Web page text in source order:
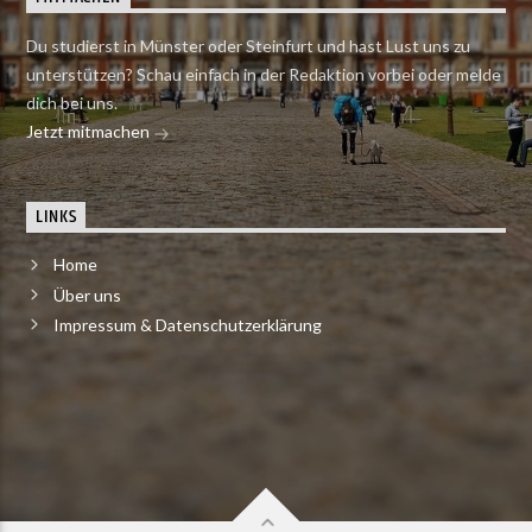
Du studierst in Münster oder Steinfurt und hast Lust uns zu
unterstützen? Schau einfach in der Redaktion vorbei oder melde
dich bei uns.
Jetzt mitmachen
LINKS
Home
Über uns
Impressum & Datenschutzerklärung